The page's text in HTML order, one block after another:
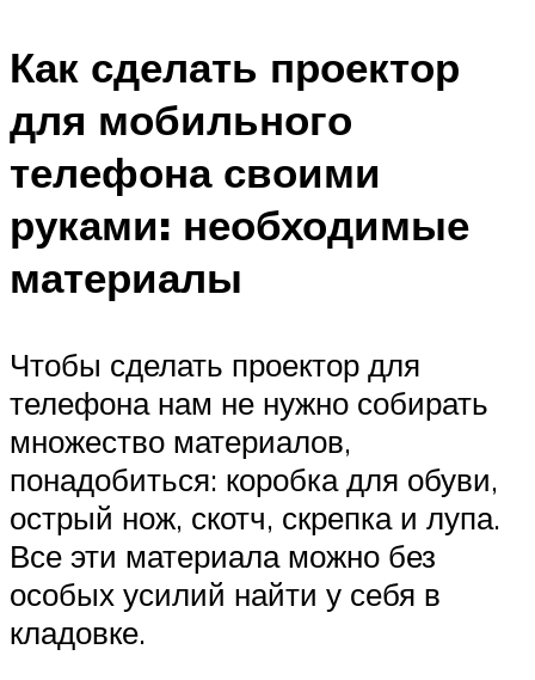
Как сделать проектор
для мобильного
телефона своими
руками: необходимые
материалы
Чтобы сделать проектор для
телефона нам не нужно собирать
множество материалов,
понадобиться: коробка для обуви,
острый нож, скотч, скрепка и лупа.
Все эти материала можно без
особых усилий найти у себя в
кладовке.